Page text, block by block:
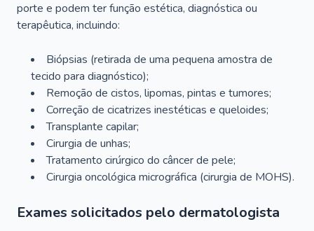
porte e podem ter função estética, diagnóstica ou
terapêutica, incluindo:
Biópsias (retirada de uma pequena amostra de
tecido para diagnóstico);
Remoção de cistos, lipomas, pintas e tumores;
Correção de cicatrizes inestéticas e queloides;
Transplante capilar;
Cirurgia de unhas;
Tratamento cirúrgico do câncer de pele;
Cirurgia oncológica micrográfica (cirurgia de MOHS).
Exames solicitados pelo dermatologista